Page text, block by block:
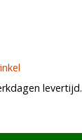
levertijd.